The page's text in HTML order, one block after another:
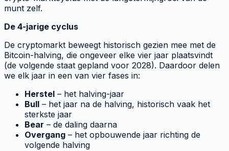
munt zelf.
De 4-jarige cyclus
De cryptomarkt beweegt historisch gezien mee met de
Bitcoin-halving, die ongeveer elke vier jaar plaatsvindt
(de volgende staat gepland voor 2028). Daardoor delen
we elk jaar in een van vier fases in:
Herstel – het halving-jaar
Bull – het jaar na de halving, historisch vaak het
sterkste jaar
Bear – de daling daarna
Overgang – het opbouwende jaar richting de
volgende halving